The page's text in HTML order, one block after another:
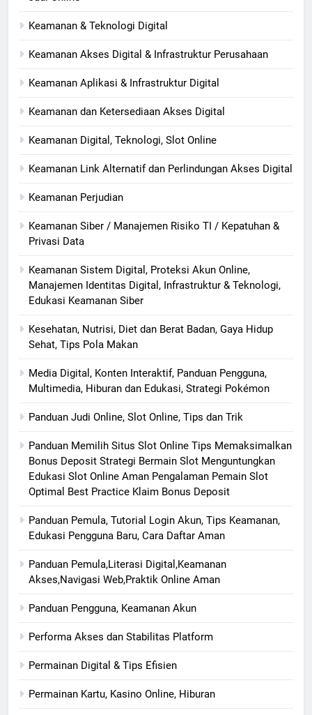
Keamanan & Teknologi Digital
Keamanan Akses Digital & Infrastruktur Perusahaan
Keamanan Aplikasi & Infrastruktur Digital
Keamanan dan Ketersediaan Akses Digital
Keamanan Digital, Teknologi, Slot Online
Keamanan Link Alternatif dan Perlindungan Akses Digital
Keamanan Perjudian
Keamanan Siber / Manajemen Risiko TI / Kepatuhan &
Privasi Data
Keamanan Sistem Digital, Proteksi Akun Online,
Manajemen Identitas Digital, Infrastruktur & Teknologi,
Edukasi Keamanan Siber
Kesehatan, Nutrisi, Diet dan Berat Badan, Gaya Hidup
Sehat, Tips Pola Makan
Media Digital, Konten Interaktif, Panduan Pengguna,
Multimedia, Hiburan dan Edukasi, Strategi Pokémon
Panduan Judi Online, Slot Online, Tips dan Trik
Panduan Memilih Situs Slot Online Tips Memaksimalkan
Bonus Deposit Strategi Bermain Slot Menguntungkan
Edukasi Slot Online Aman Pengalaman Pemain Slot
Optimal Best Practice Klaim Bonus Deposit
Panduan Pemula, Tutorial Login Akun, Tips Keamanan,
Edukasi Pengguna Baru, Cara Daftar Aman
Panduan Pemula,Literasi Digital,Keamanan
Akses,Navigasi Web,Praktik Online Aman
Panduan Pengguna, Keamanan Akun
Performa Akses dan Stabilitas Platform
Permainan Digital & Tips Efisien
Permainan Kartu, Kasino Online, Hiburan